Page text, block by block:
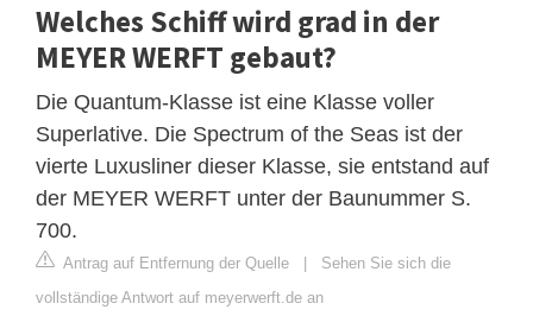
Welches Schiff wird grad in der
MEYER WERFT gebaut?
Die Quantum-Klasse ist eine Klasse voller
Superlative. Die Spectrum of the Seas ist der
vierte Luxusliner dieser Klasse, sie entstand auf
der MEYER WERFT unter der Baunummer S.
700.
Antrag auf Entfernung der Quelle | Sehen Sie sich die
vollständige Antwort auf meyerwerft.de an